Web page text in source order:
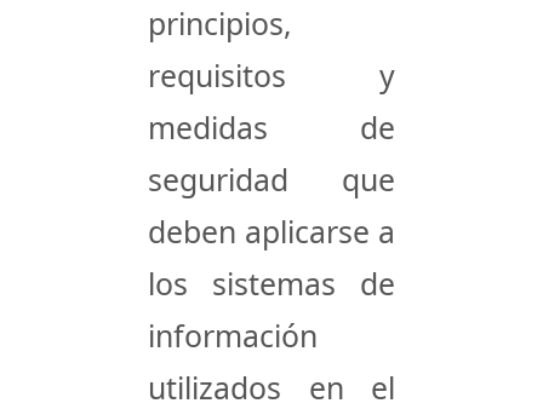
principios,
requisitos y
medidas de
seguridad que
deben aplicarse a
los sistemas de
información
utilizados en el